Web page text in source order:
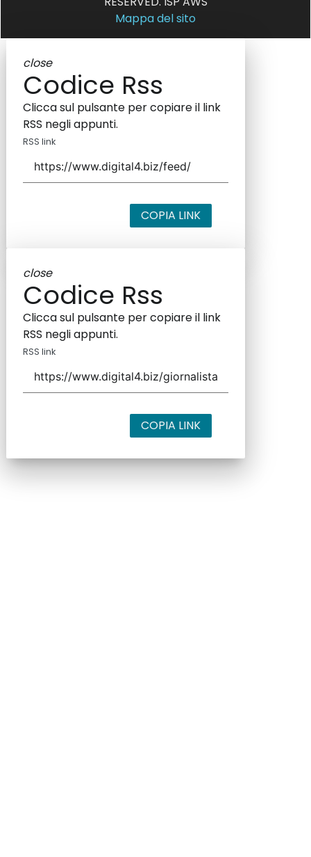
Mappa del sito
close
Codice Rss
Clicca sul pulsante per copiare il link
RSS negli appunti.
RSS link
COPIA LINK
close
Codice Rss
Clicca sul pulsante per copiare il link
RSS negli appunti.
RSS link
COPIA LINK